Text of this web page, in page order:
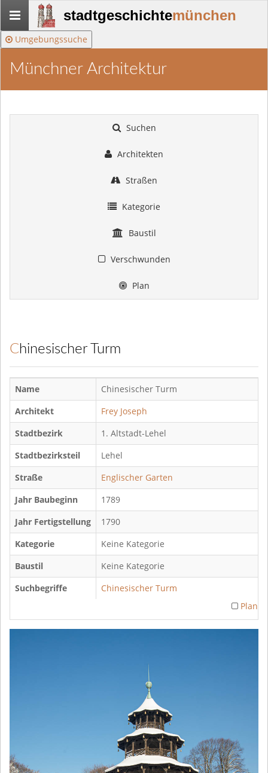
Stadtgeschichte-
München
stadtgeschichtemünchen
Umgebungssuche
Münchner Architektur
Suchen
Architekten
Straßen
Kategorie
Baustil
Verschwunden
Plan
Chinesischer Turm
Name
Chinesischer Turm
Architekt
Frey Joseph
Stadtbezirk
1. Altstadt-Lehel
Stadtbezirksteil
Lehel
Straße
Englischer Garten
Jahr Baubeginn
1789
Jahr Fertigstellung
1790
Kategorie
Keine Kategorie
Baustil
Keine Kategorie
Suchbegriffe
Chinesischer Turm
Plan